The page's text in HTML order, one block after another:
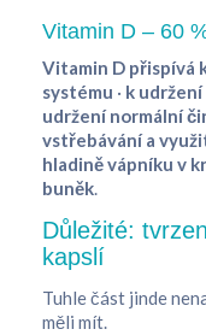
Vitamin D – 60
Vitamin D přispívá
systému · k
udržení normální
vstřebávání a
hladině vápníku v
buněk.
Důležité:
kapslí
Tuhle část jinde
měli mít.